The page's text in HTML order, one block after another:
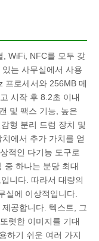
, WiFi, NFC를 모두 갖
는 사무실에서 사용
프로세서와 256MB 메
시작 후 8.2초 이내
및 팩스 기능, 높은
형 분리 드럼 장치 및
에서 추가 가치를 얻
적인 다기능 도구로
중 하나는 분당 최대
니다. 따라서 대량의
실에 이상적입니다.
공합니다. 텍스트, 그
렷한 이미지를 기대
하기 쉬운 여러 가지